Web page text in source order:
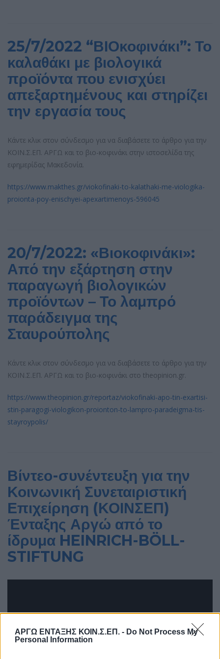
ΑΡΓΩ ΕΝΤΑΞΗΣ ΚΟΙΝ.Σ.ΕΠ. - Do Not Process My
Personal Information
25/7/2022 “ΒΙΟκοφινάκι”: Το
καλαθάκι με βιολογικά
προϊόντα που ενισχύει
απεξαρτημένους και στηρίζει
την εργασία τους
Κάντε κλικ στον σύνδεσμο για να διαβάσετε το άρθρο για την
ΚΟΙΝ.Σ.ΕΠ. ΑΡΓΩ και το βιο-κοφινάκι στην ιστοσελίδα της
εφημερίδας Μακεδονία.
https://www.makthes.gr/viokofinaki-to-kalathaki-me-viologika-
proionta-poy-enischyei-apexartimenoys-596045
20/7/2022: «Βιοκοφινάκι»:
Από την εξάρτηση στην
παραγωγή βιολογικών
προϊόντων – Το λαμπρό
παράδειγμα της
Σταυρούπολης
Κάντε κλικ στον σύνδεσμο για να διαβάσετε το άρθρο για την
ΚΟΙΝ.Σ.ΕΠ. ΑΡΓΩ και το βιο-κοφινάκι στο theopinion.gr.
https://www.theopinion.gr/reportaz/viokofinaki-apo-tin-exartisi-
stin-paragogi-viologikon-proionton-to-lampro-paradeigma-tis-
stayroypolis/
Βίντεο-συνέντευξη για την
Κοινωνική Συνεταιριστική
Επιχείρηση (ΚΟΙΝΣΕΠ)
Ένταξης Αργώ από το
ίδρυμα HEINRICH-BÖLL-
STIFTUNG